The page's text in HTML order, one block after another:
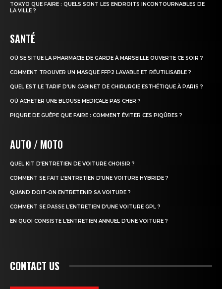
TOKYO QUE FAIRE : QUELS SONT LES ENDROITS INCONTOURNABLES DE
LA VILLE ?
SANTÉ
OÙ SE SITUE LA PHARMACIE DE GARDE À MARSEILLE OUVERTE CE SOIR ?
COMMENT TROUVER UN MASQUE FFP2 LAVABLE ET RÉUTILISABLE ?
QUEL EST LE TARIF D’UN CABINET DE CHIRURGIE ESTHÉTIQUE À PARIS ?
OÙ ACHETER UNE BLOUSE MEDICALE PAS CHER ?
PIQURE DE GUÊPE QUE FAIRE : COMMENT ÉVITER CES PIQÛRES ?
AUTO / MOTO
QUEL KIT D’ENTRETIEN DE VOITURE CHOISIR ?
COMMENT SE FAIT L’ENTRETIEN D’UNE VOITURE HYBRIDE ?
QUAND DOIT-ON ENTRETENIR SA VOITURE ?
COMMENT SE PASSE L’ENTRETIEN D’UNE VOITURE GPL ?
EN QUOI CONSISTE L’ENTRETIEN ANNUEL D’UNE VOITURE ?
CONTACT US